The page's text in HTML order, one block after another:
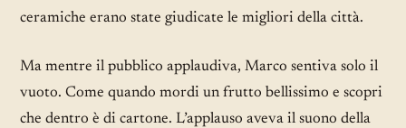
ceramiche erano state giudicate le migliori della città.
Ma mentre il pubblico applaudiva, Marco sentiva solo il
vuoto. Come quando mordi un frutto bellissimo e scopri
che dentro è di cartone. L’applauso aveva il suono della